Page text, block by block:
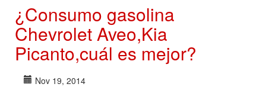
¿Consumo gasolina
Chevrolet Aveo,Kia
Picanto,cuál es mejor?
Nov 19, 2014